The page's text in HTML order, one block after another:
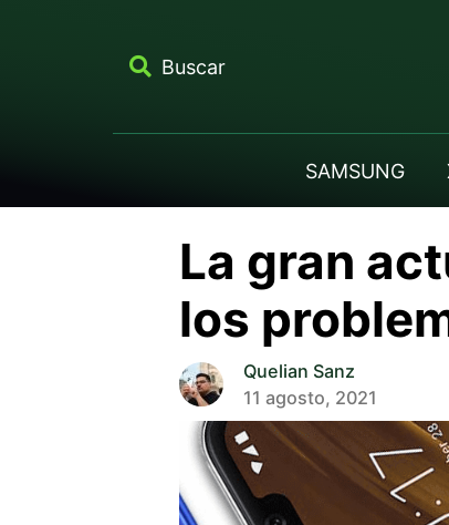
Buscar
SAMSUNG
La gran
los
Quelian Sanz
11 agosto, 2021